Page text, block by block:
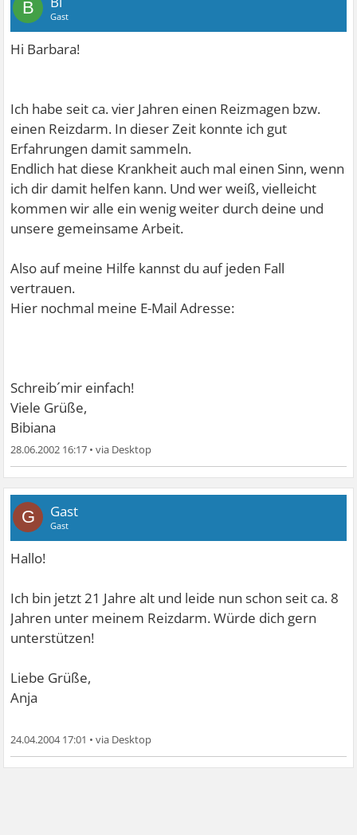
B Gast
Hi Barbara!
Ich habe seit ca. vier Jahren einen Reizmagen bzw.
einen Reizdarm. In dieser Zeit konnte ich gut
Erfahrungen damit sammeln.
Endlich hat diese Krankheit auch mal einen Sinn, wenn
ich dir damit helfen kann. Und wer weiß, vielleicht
kommen wir alle ein wenig weiter durch deine und
unsere gemeinsame Arbeit.
Also auf meine Hilfe kannst du auf jeden Fall
vertrauen.
Hier nochmal meine E-Mail Adresse:
Schreib´mir einfach!
Viele Grüße,
Bibiana
28.06.2002 16:17 •
G Gast
Gast
Hallo!
Ich bin jetzt 21 Jahre alt und leide nun schon seit ca. 8
Jahren unter meinem Reizdarm. Würde dich gern
unterstützen!
Liebe Grüße,
Anja
24.04.2004 17:01 •